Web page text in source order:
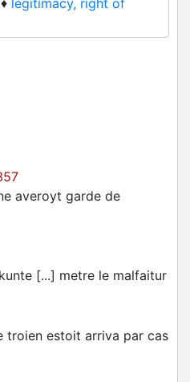
♦ legitimacy, right of
averoyt garde de
[...] metre le malfaitur
troien estoit arriva par cas